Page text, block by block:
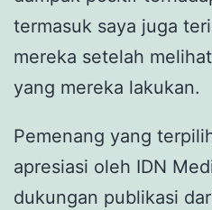
termasuk saya juga
mereka setelah
yang mereka lakukan.
Pemenang yang
apresiasi oleh IDN
dukungan publikasi